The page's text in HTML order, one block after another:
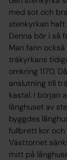
med sot och
stenkyrkan haft
Denna bör i så
Man fann
träkyrkans
omkring 1170.
anslutning till
kastal. I början
långhuset av
byggdes
fullbrett kor
Västtornet
mitt på